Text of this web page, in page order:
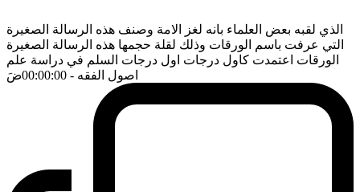
الذي لقبه بعض العلماء بانه لغز الامة وصنف هذه الرسالة الصغيرة
التي عرفت باسم الورقات وذلك لقلة حجمها هذه الرسالة الصغيرة
الورقات اعتمدت كاول درجات اول درجات السلم في دراسة علم
اصول الفقه - 00:00:00 ضَ